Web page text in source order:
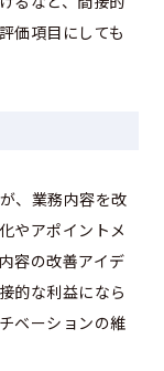
価項目にしても
、業務内容を改
やアポイントメ
容の改善アイデ
的な利益になら
ベーションの維